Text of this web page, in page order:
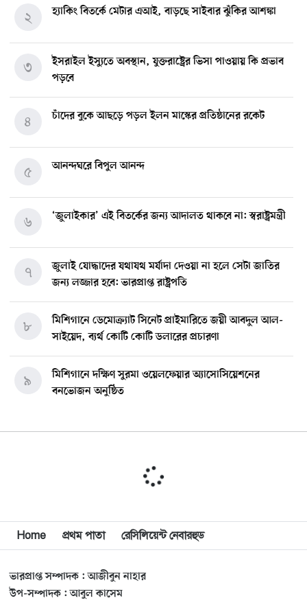
হ্যাকিং বিতর্কে মেটার এআই, বাড়ছে সাইবার ঝুঁকির আশঙ্কা
২
ইসরাইল ইস্যুতে অবস্থান, যুক্তরাষ্ট্রের ভিসা পাওয়ায় কি প্রভাব
পড়বে
৩
চাঁদের বুকে আছড়ে পড়ল ইলন মাস্কের প্রতিষ্ঠানের রকেট
৪
আনন্দঘরে বিপুল আনন্দ
৫
‘জুলাইকার’ এই বিতর্কের জন্য আদালত থাকবে না: স্বরাষ্ট্রমন্ত্রী
৬
জুলাই যোদ্ধাদের যথাযথ মর্যাদা দেওয়া না হলে সেটা জাতির
জন্য লজ্জার হবে: ভারপ্রাপ্ত রাষ্ট্রপতি
৭
মিশিগানে ডেমোক্র্যাট সিনেট প্রাইমারিতে জয়ী আবদুল আল-
সাইয়েদ, ব্যর্থ কোটি কোটি ডলারের প্রচারণা
৮
মিশিগানে দক্ষিণ সুরমা ওয়েলফেয়ার অ্যাসোসিয়েশনের
বনভোজন অনুষ্ঠিত
৯
বিশ্বজুড়ে কূটনৈতিক পুনর্বিন্যাস, ৫ অঞ্চলে মিশন বন্ধ করছে
১০
মিশিগানে ফ্রেন্ডস এন্ড ফ্যামিলির বনভোজনে প্রাণের উচ্ছ্বাস
মিশিগানে ডেমোক্র্যাটদের প্রাইমারিতে আল-সাইয়েদকে হারাতে
কেন এত মরিয়া ইসারায়েলি লবি এআইপ্যাক
১২
মুনা দাওয়াহ কনফারেন্স ২০২৬ সম্পর্কে প্রেস ব্রিফিং
১৩
Home প্রথম পাতা রেসিলিয়েন্ট নেবারহুড
ভারপ্রাপ্ত সম্পাদক : আজীবুন নাহার
উপ-সম্পাদক : আবুল কাসেম